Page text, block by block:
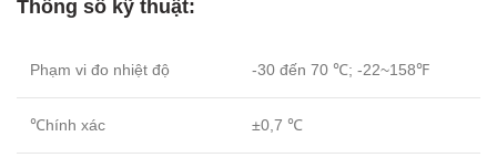
Thông số kỹ thuật:
Phạm vi đo nhiệt độ -30 đến 70 ℃; -22~158℉
℃hính xác ±0,7 ℃